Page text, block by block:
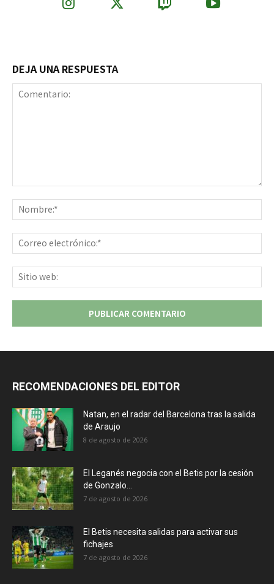
DEJA UNA RESPUESTA
RECOMENDACIONES DEL EDITOR
Natan, en el radar del Barcelona tras la salida
de Araujo
8 de agosto de 2026
El Leganés negocia con el Betis por la cesión
de Gonzalo...
7 de agosto de 2026
El Betis necesita salidas para activar sus
fichajes
7 de agosto de 2026